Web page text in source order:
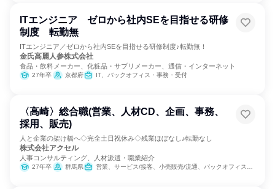
ITエンジニア ゼロから社内SEを目指せる研修
制度 転勤無
ITエンジニア／ゼロから社内SEを目指せる研修制度♪転勤無！
金氏高麗人参株式会社
食品・飲料メーカー、化粧品・サプリメーカー、通信・インターネット
27年卒 京都府 IT、バックオフィス・事務・受付
〈高崎〉総合職(営業、人材CD、企画、事務、
採用、販売)
人と企業の架け橋へ◇完全土日祝休み◇残業ほぼなし♪転勤なし
株式会社アクセル
人事コンサルティング、人材派遣・職業紹介
27年卒 群馬県 営業、サービス/接客、小売販売/流通、バックオフィス・事務・受付、人事、総務、マーケティング・広告・宣伝